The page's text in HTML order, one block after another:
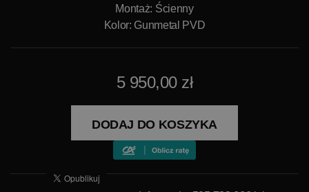
Montaż: Ścienny
Kolor: Gunmetal PVD
5 950,00 zł
DODAJ DO KOSZYKA